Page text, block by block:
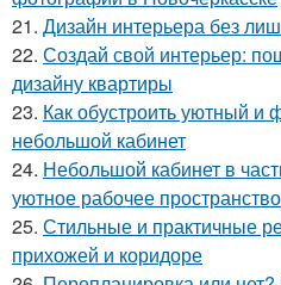
21. Дизайн интерьера без
22. Создай свой интерьер:
дизайну квартиры
23. Как обустроить уютный и
небольшой кабинет
24. Небольшой кабинет в
уютное рабочее пространство
25. Стильные и практичные
прихожей и коридоре